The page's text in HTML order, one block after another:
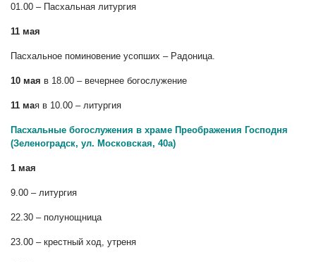
01.00 – Пасхальная литургия
11 мая
Пасхальное поминовение усопших – Радоница.
10 мая в 18.00 – вечернее богослужение
11 мая в 10.00 – литургия
Пасхальные богослужения в храме Преображения Господня
(Зеленоградск, ул. Московская, 40а)
1 мая
9.00 – литургия
22.30 – полунощница
23.00 – крестный ход, утреня